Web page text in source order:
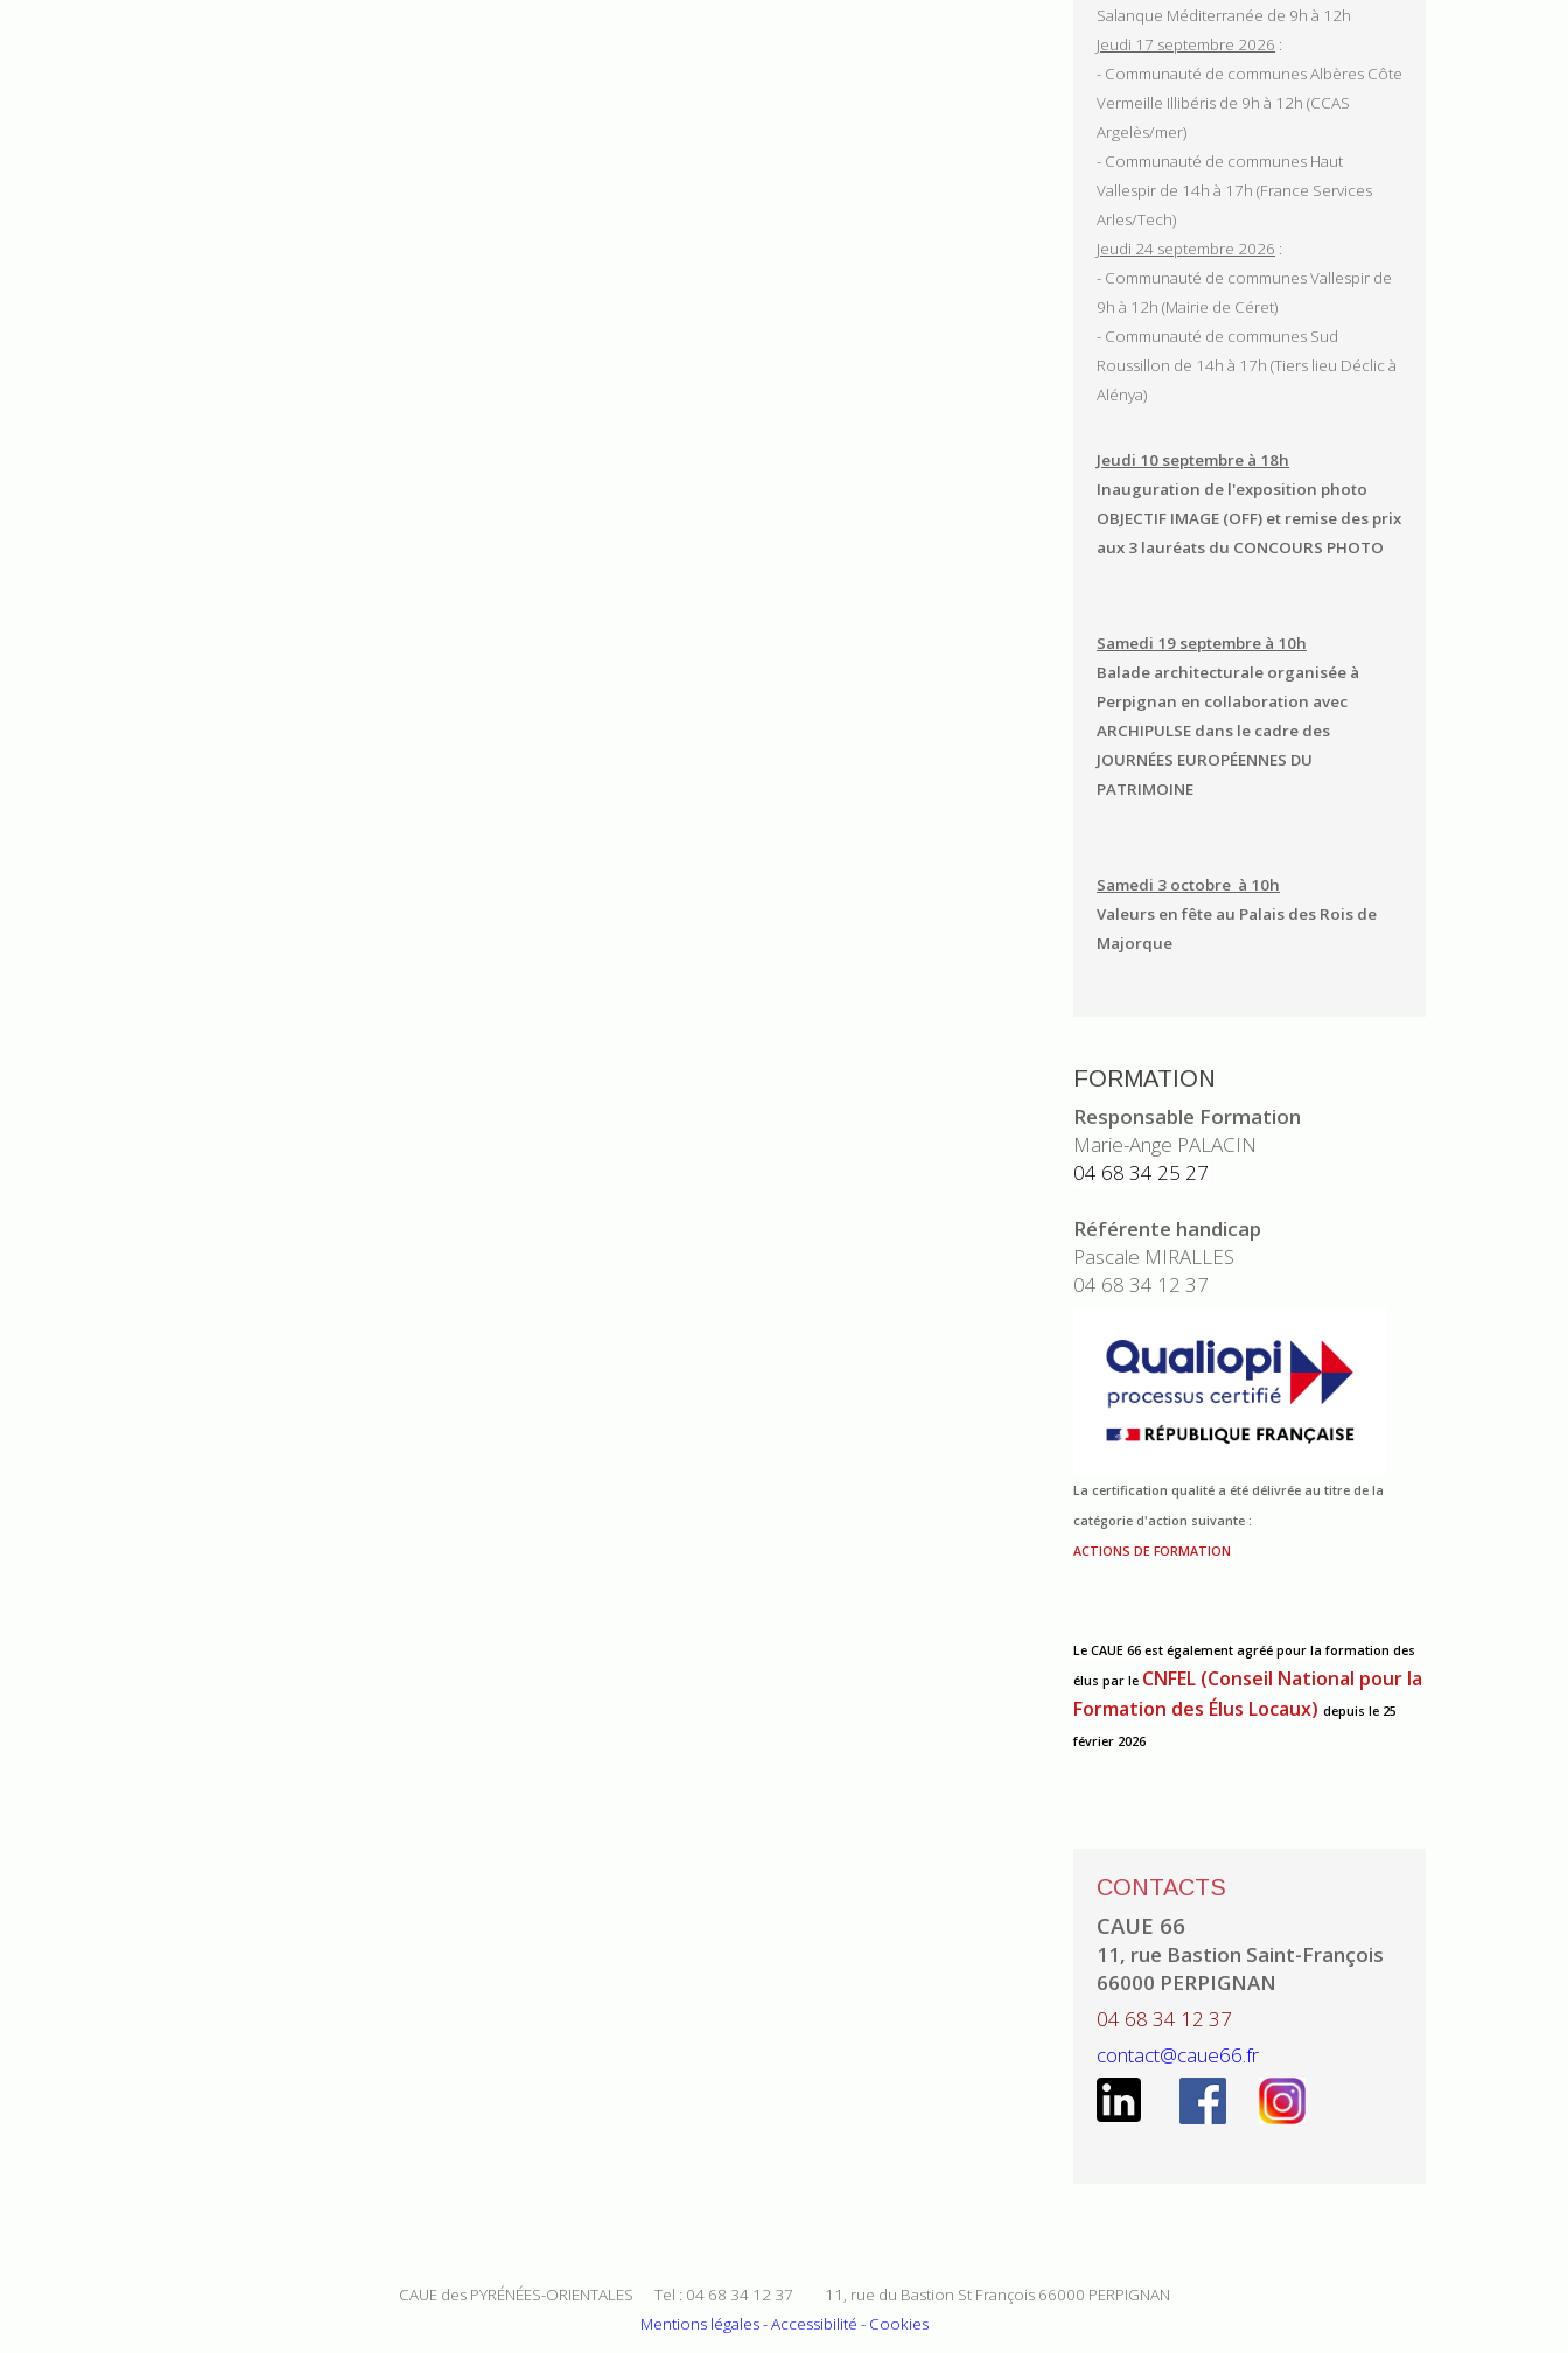
Salanque Méditerranée de 9h à 12h
Jeudi 17 septembre 2026 :
- Communauté de communes Albères Côte
Vermeille Illibéris de 9h à 12h (CCAS
Argelès/mer)
- Communauté de communes Haut
Vallespir de 14h à 17h (France Services
Arles/Tech)
Jeudi 24 septembre 2026 :
- Communauté de communes Vallespir de
9h à 12h (Mairie de Céret)
- Communauté de communes Sud
Roussillon de 14h à 17h (Tiers lieu Déclic à
Alénya)
Jeudi 10 septembre à 18h
Inauguration de l'exposition photo
OBJECTIF IMAGE (OFF) et remise des prix
aux 3 lauréats du CONCOURS PHOTO
Samedi 19 septembre à 10h
Balade architecturale organisée à
Perpignan en collaboration avec
ARCHIPULSE dans le cadre des
JOURNÉES EUROPÉENNES DU
PATRIMOINE
Samedi 3 octobre à 10h
Valeurs en fête au Palais des Rois de
Majorque
FORMATION
Responsable Formation
Marie-Ange PALACIN
04 68 34 25 27
Référente handicap
Pascale MIRALLES
04 68 34 12 37
La certification qualité a été délivrée au titre de la
catégorie d'action suivante :
ACTIONS DE FORMATION
Le CAUE 66 est également agréé pour la formation des
élus par le CNFEL (Conseil National pour la
Formation des Élus Locaux) depuis le 25
février 2026
CONTACTS
CAUE 66
11, rue Bastion Saint-François
66000 PERPIGNAN
04 68 34 12 37
contact@caue66.fr
CAUE des PYRÉNÉES-ORIENTALES Tel : 04 68 34 12 37 11, rue du Bastion St François 66000 PERPIGNAN
Mentions légales - Accessibilité - Cookies